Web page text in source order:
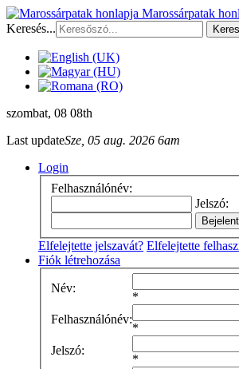
Marossárpatak
Keresés...
szombat, 08 08th
Last updateSze, 05 aug. 2026 6am
Login
Felhasználónév:
Jelszó:
Elfelejtette jelszavát? Elfelejtette
Fiók létrehozása
Név:
*
Felhasználónév:
*
Jelszó:
*